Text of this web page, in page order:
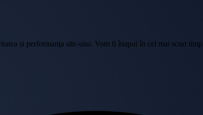
și performanța site-ului. Vom fi înapoi în cel mai scurt